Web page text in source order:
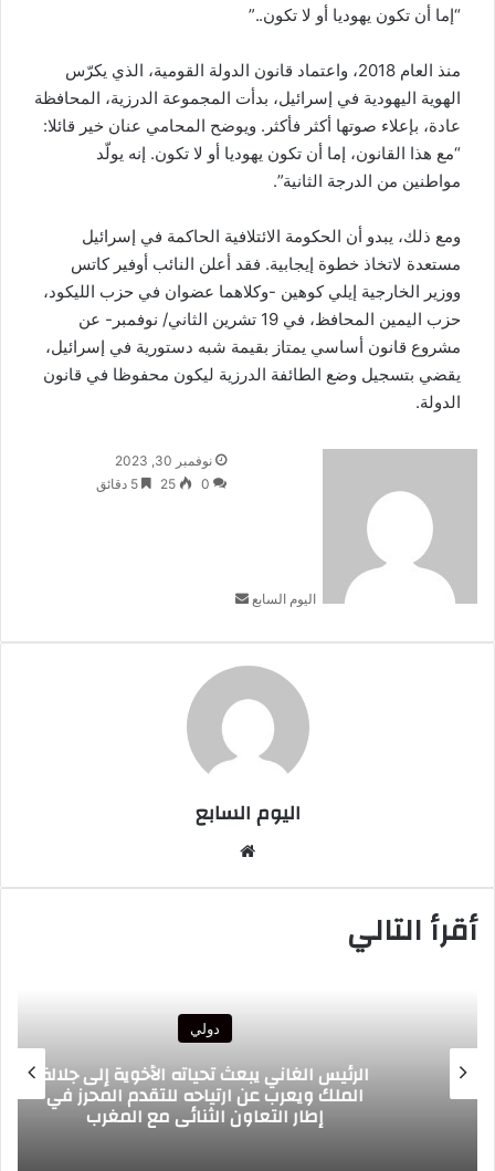
“إما أن تكون يهوديا أو لا تكون..”
منذ العام 2018، واعتماد قانون الدولة القومية، الذي يكرّس
الهوية اليهودية في إسرائيل، بدأت المجموعة الدرزية، المحافظة
عادة، بإعلاء صوتها أكثر فأكثر. ويوضح المحامي عنان خير قائلا:
“مع هذا القانون، إما أن تكون يهوديا أو لا تكون. إنه يولّد
مواطنين من الدرجة الثانية”.
ومع ذلك، يبدو أن الحكومة الائتلافية الحاكمة في إسرائيل
مستعدة لاتخاذ خطوة إيجابية. فقد أعلن النائب أوفير كاتس
ووزير الخارجية إيلي كوهين -وكلاهما عضوان في حزب الليكود،
حزب اليمين المحافظ، في 19 تشرين الثاني/ نوفمبر- عن
مشروع قانون أساسي يمتاز بقيمة شبه دستورية في إسرائيل،
يقضي بتسجيل وضع الطائفة الدرزية ليكون محفوظا في قانون
الدولة.
اليوم السابع
أرسل
بريدا
نوفمبر 30, 2023
0
25
اليوم السابع
أقرأ التالي
الرئيس الغاني يبعث تحياته الأخوية إلى جلالة
الملك ويعرب عن ارتياحه للتقدم المحرز في
إطار التعاون الثنائي مع المغرب